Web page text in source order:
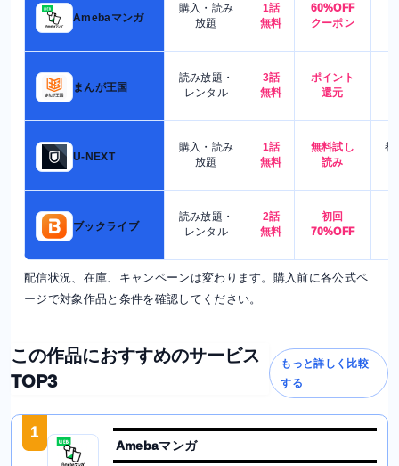
Amebaマンガ
購入・読み
放題
1話
無料
60%OFF
クーポン
まんが王国
読み放題・
レンタル
3話
無料
ポイント
還元
U-NEXT
購入・読み
放題
1話
無料
無料試し
読み
都
ブックライブ
読み放題・
レンタル
2話
無料
初回
70%OFF
配信状況、在庫、キャンペーンは変わります。購入前に各公式ペ
ージで対象作品と条件を確認してください。
この作品におすすめのサービス
TOP3
もっと詳しく比較
する
1
Amebaマンガ